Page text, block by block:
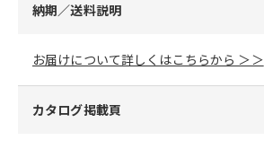
納期／送料説明
お届けについて詳しくはこちらから ＞＞
カタログ掲載頁